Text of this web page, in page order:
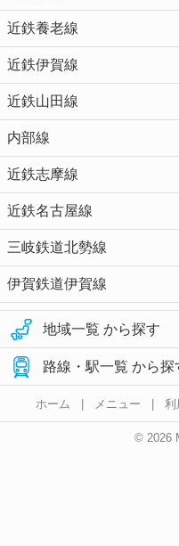
近鉄養老線
近鉄伊賀線
近鉄山田線
内部線
近鉄志摩線
近鉄名古屋線
三岐鉄道北勢線
伊賀鉄道伊賀線
地域一覧 から探す
路線・駅一覧 から探
ホーム | メニュー | 利
© 2026